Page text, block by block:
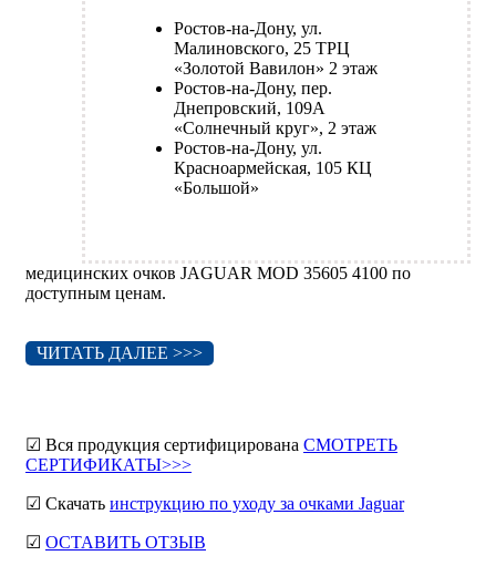
Ростов-на-Дону, ул.
Малиновского, 25 ТРЦ
«Золотой Вавилон» 2 этаж
Ростов-на-Дону, пер.
Днепровский, 109А
«Солнечный круг», 2 этаж
Ростов-на-Дону, ул.
Красноармейская, 105 КЦ
«Большой»
медицинских очков JAGUAR MOD 35605 4100 по
доступным ценам.
ЧИТАТЬ ДАЛЕЕ >>>
☑ Вся продукция сертифицирована СМОТРЕТЬ
СЕРТИФИКАТЫ>>>
☑ Скачать инструкцию по уходу за очками Jaguar
☑ ОСТАВИТЬ ОТЗЫВ